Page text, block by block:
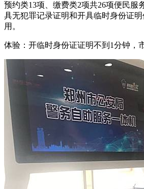
预约类13项、缴费类2项共26项便民服
具无犯罪记录证明和开具临时身份证
用。
体验：开临时身份证证明不到1分钟，